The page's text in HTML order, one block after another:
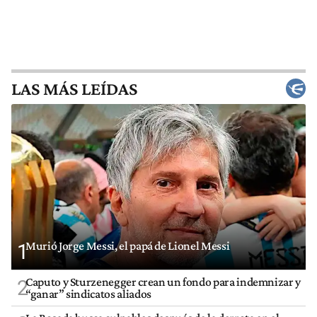
LAS MÁS LEÍDAS
1Murió Jorge Messi, el papá de Lionel Messi
2Caputo y Sturzenegger crean un fondo para indemnizar y
“ganar” sindicatos aliados